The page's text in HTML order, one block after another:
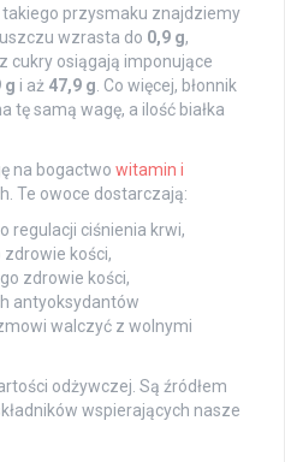
przysmaku znajdziemy
wzrasta do 0,9 g,
cukry osiągają imponujące
g i aż 47,9 g . Co więcej, błonnik
tę samą wagę, a ilość białka
na bogactwo witamin i
Te owoce dostarczają:
regulacji ciśnienia krwi,
kości,
zdrowie kości,
antyoksydantów
walczyć z wolnymi
odżywczej. Są źródłem
wspierających nasze